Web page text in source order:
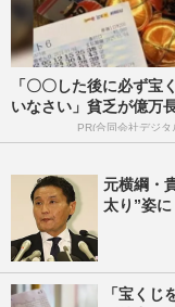
「〇〇した後に必ず宝
いなさい」貧乏が億万
PR(合同会社デジ
元横綱・
太り”姿
「宝く